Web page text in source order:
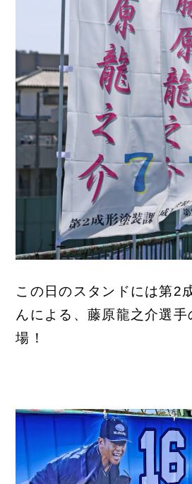
この日のスタンドには第2
んによる、藤原龍之介選手
場！